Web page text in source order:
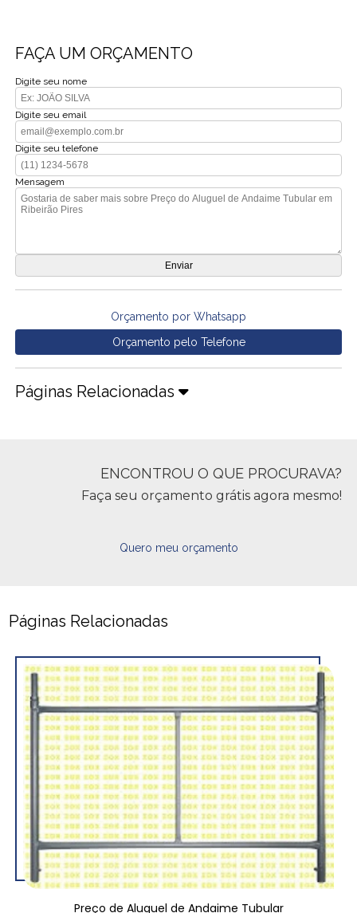
FAÇA UM ORÇAMENTO
Digite seu nome
Digite seu email
Digite seu telefone
Mensagem
Orçamento por Whatsapp
Orçamento pelo Telefone
Páginas Relacionadas
ENCONTROU O QUE PROCURAVA?
Faça seu orçamento grátis agora mesmo!
Quero meu orçamento
Páginas Relacionadas
Preço de Aluguel de Andaime Tubular